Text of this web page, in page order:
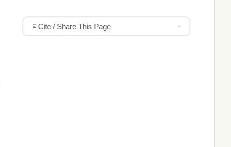
Cite / Share This Page